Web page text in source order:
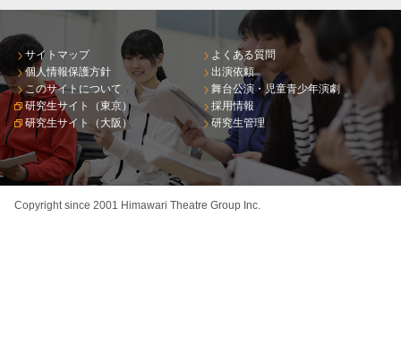
サイトマップ
個人情報保護方針
このサイトについて
研究生サイト（東京）
研究生サイト（大阪）
よくある質問
出演依頼
舞台公演・児童青少年演劇
採用情報
研究生管理
Copyright since 2001 Himawari Theatre Group Inc.